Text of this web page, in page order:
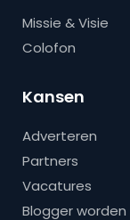
Missie & Visie
Colofon
Kansen
Adverteren
Partners
Vacatures
Blogger worden